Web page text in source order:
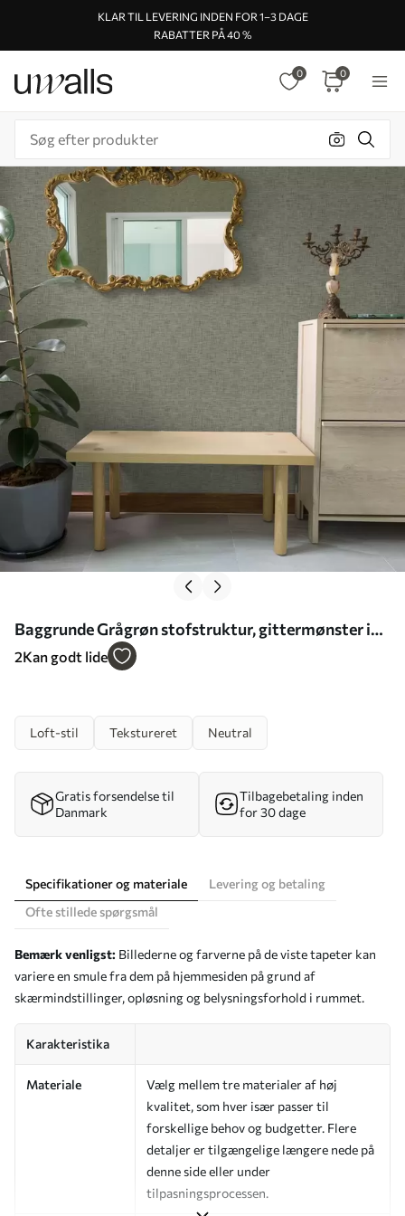
KLAR TIL LEVERING INDEN FOR 1–3 DAGE
RABATTER PÅ 40 %
0 0
Baggrunde Grågrøn stofstruktur, gittermønster i
hør Nr. a00235
2Kan godt lide
Loft-stil Tekstureret Neutral
Gratis forsendelse til
Danmark
Tilbagebetaling inden
for 30 dage
Specifikationer og materiale
Levering og betaling
Ofte stillede spørgsmål
Bemærk venligst: Billederne og farverne på de viste tapeter kan
variere en smule fra dem på hjemmesiden på grund af
skærmindstillinger, opløsning og belysningsforhold i rummet.
Karakteristika
Materiale
Vælg mellem tre materialer af høj
kvalitet, som hver især passer til
forskellige behov og budgetter. Flere
detaljer er tilgængelige længere nede på
denne side eller under
tilpasningsprocessen.